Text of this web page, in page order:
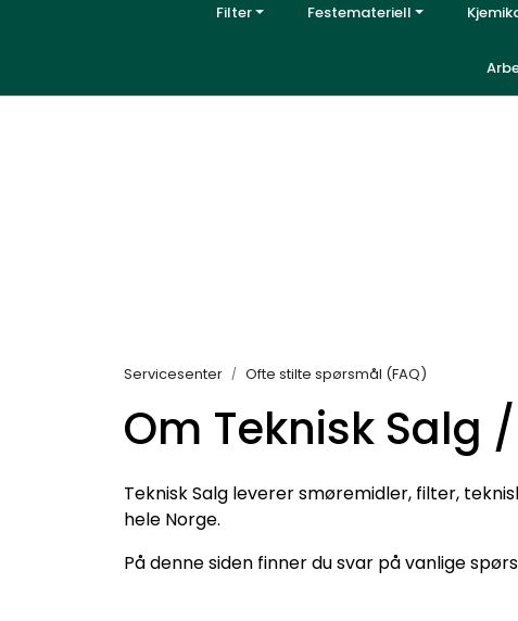
Kontakt oss |
Filter Festemateriell
Servicesenter Ofte stilte spørsmål (FAQ)
Om Teknisk Salg
Teknisk Salg leverer smøremidler, filter,
hele Norge.
På denne siden finner du svar på vanlige